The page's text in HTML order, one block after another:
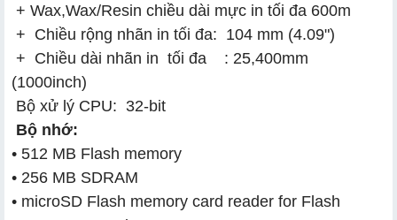
+ Wax,Wax/Resin chiều dài mực in tối đa 600m
+ Chiều rộng nhãn in tối đa: 104 mm (4.09")
+ Chiều dài nhãn in tối đa : 25,400mm
(1000inch)
Bộ xử lý CPU: 32-bit
Bộ nhớ:
• 512 MB Flash memory
• 256 MB SDRAM
• microSD Flash memory card reader for Flash